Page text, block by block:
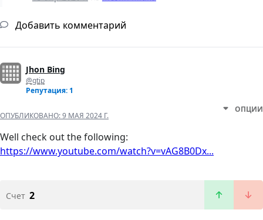
Добавить комментарий
Jhon Bing
@gtip
Репутация: 1
ОПУБЛИКОВАНО:9 МАЯ 2024 Г.
ОПЦИИ
Well check out the following:
https://www.youtube.com/watch?v=vAG8B0Dx...
Счет 2